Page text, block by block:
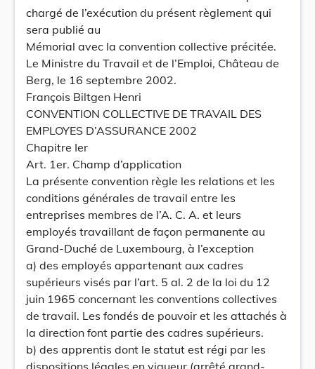
chargé de l’exécution du présent règlement qui
sera publié au
Mémorial avec la convention collective précitée.
Le Ministre du Travail et de l’Emploi, Château de
Berg, le 16 septembre 2002.
François Biltgen Henri
CONVENTION COLLECTIVE DE TRAVAIL DES
EMPLOYES D’ASSURANCE 2002
Chapitre Ier
Art. 1er. Champ d’application
La présente convention règle les relations et les
conditions générales de travail entre les
entreprises membres de l’A. C. A. et leurs
employés travaillant de façon permanente au
Grand-Duché de Luxembourg, à l’exception
a) des employés appartenant aux cadres
supérieurs visés par l’art. 5 al. 2 de la loi du 12
juin 1965 concernant les conventions collectives
de travail. Les fondés de pouvoir et les attachés à
la direction font partie des cadres supérieurs.
b) des apprentis dont le statut est régi par les
dispositions légales en vigueur (arrêté grand-